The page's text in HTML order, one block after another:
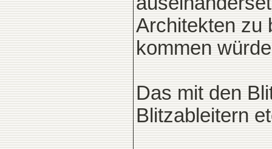
Architekten zu
kommen
Das mit den
Blitzableitern